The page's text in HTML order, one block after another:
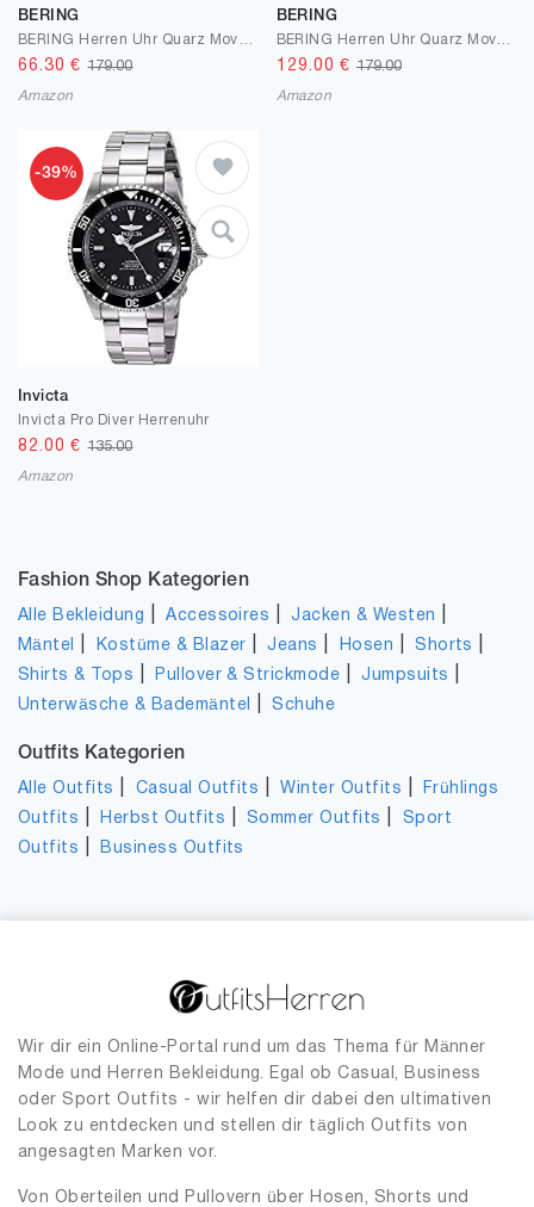
BERING
66.30 €179.00
Amazon
BERING
129.00 € 179.00
Amazon
-39%
Invicta
Invicta Pro Diver Herrenuhr
82.00 €135.00
Amazon
Fashion Shop Kategorien
Alle Bekleidung |Accessoires |Jacken & Westen
Mäntel Kostüme & Blazer |Jeans Hosen |Shorts
Shirts & Tops Pullover & Strickmode |Jumpsuits
Unterwäsche & Bademäntel |Schuhe
Outfits Kategorien
Alle Outfits Casual Outfits |Winter Outfits
Frühlings
Outfits
Herbst Outfits Sommer Outfits
Sport
Outfits
Business Outfits
Wir dir ein Online-Portal rund um das Thema für Männer
Mode und Herren Bekleidung. Egal ob Casual, Business
oder Sport Outfits - wir helfen dir dabei den ultimativen
Look zu entdecken und stellen dir täglich Outfits von
angesagten Marken vor.
Von Oberteilen und Pullovern über Hosen, Shorts und